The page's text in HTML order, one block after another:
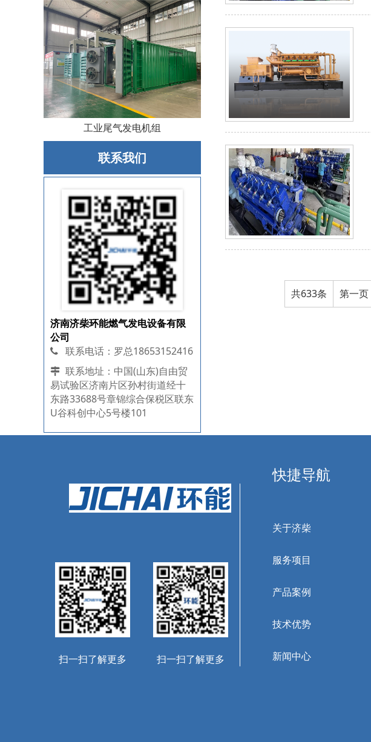
工业尾气发电机组
联系我们
济南济柴环能燃气发电设备有限
公司
联系电话：罗总18653152416
联系地址：中国(山东)自由贸
易试验区济南片区孙村街道经十
东路33688号章锦综合保税区联东
U谷科创中心5号楼101
共633条 第一页
扫一扫了解更多 扫一扫了解更多
快捷导航
关于济柴
服务项目
产品案例
技术优势
新闻中心